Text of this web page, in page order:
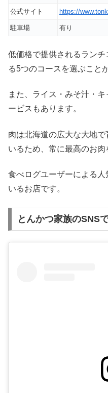
公式サイト https://
駐車場 有り
低価格で提供されるラン
る5つのコースを選ぶこと
また、ライス・みそ汁・
ービスもあります。
肉は北海道の広大な大地
いるため、常に最高のお肉
食べログユーザーによる
いるお店です。
とんかつ家族のSNS